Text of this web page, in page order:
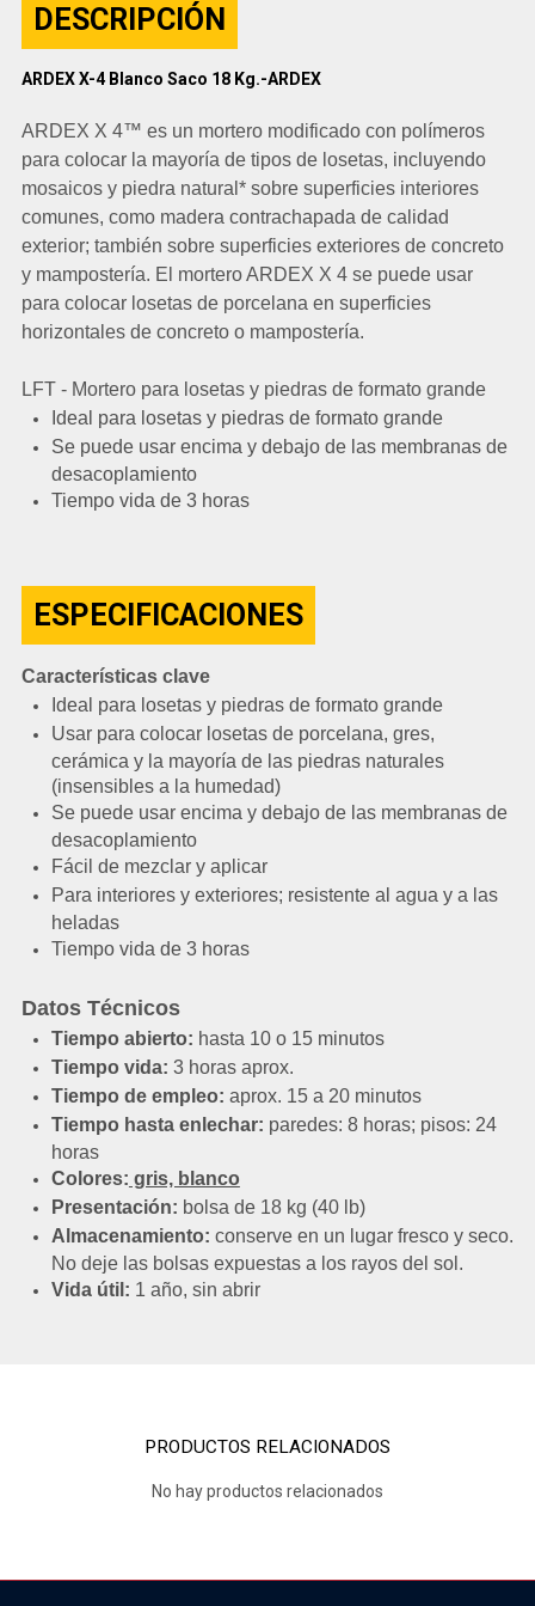
DESCRIPCIÓN
ARDEX X-4 Blanco Saco 18 Kg.-ARDEX
ARDEX X 4™ es un mortero modificado con polímeros
para colocar la mayoría de tipos de losetas, incluyendo
mosaicos y piedra natural* sobre superficies interiores
comunes, como madera contrachapada de calidad
exterior; también sobre superficies exteriores de concreto
y mampostería. El mortero ARDEX X 4 se puede usar
para colocar losetas de porcelana en superficies
horizontales de concreto o mampostería.
LFT - Mortero para losetas y piedras de formato grande
Ideal para losetas y piedras de formato grande
Se puede usar encima y debajo de las membranas de
desacoplamiento
Tiempo vida de 3 horas
ESPECIFICACIONES
Características clave
Ideal para losetas y piedras de formato grande
Usar para colocar losetas de porcelana, gres,
cerámica y la mayoría de las piedras naturales
(insensibles a la humedad)
Se puede usar encima y debajo de las membranas de
desacoplamiento
Fácil de mezclar y aplicar
Para interiores y exteriores; resistente al agua y a las
heladas
Tiempo vida de 3 horas
Datos Técnicos
Tiempo abierto: hasta 10 o 15 minutos
Tiempo vida: 3 horas aprox.
Tiempo de empleo: aprox. 15 a 20 minutos
Tiempo hasta enlechar: paredes: 8 horas; pisos: 24
horas
Colores: gris, blanco
Presentación: bolsa de 18 kg (40 lb)
Almacenamiento: conserve en un lugar fresco y seco.
No deje las bolsas expuestas a los rayos del sol.
Vida útil: 1 año, sin abrir
PRODUCTOS RELACIONADOS
No hay productos relacionados